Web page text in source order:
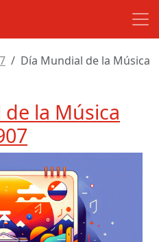
Día Mundial de la Música
la Música